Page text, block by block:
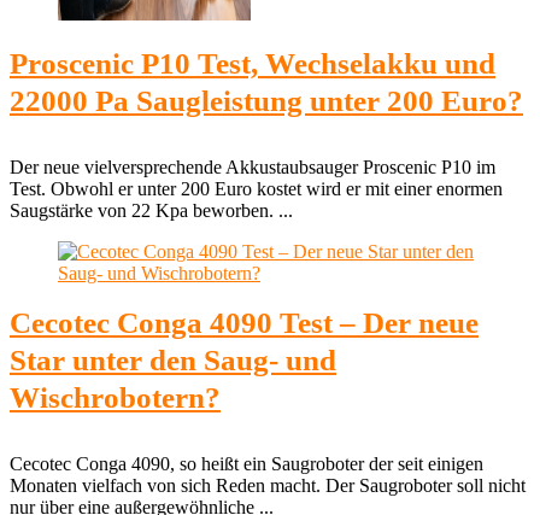
Proscenic P10 Test, Wechselakku und
22000 Pa Saugleistung unter 200 Euro?
Der neue vielversprechende Akkustaubsauger Proscenic P10 im
Test. Obwohl er unter 200 Euro kostet wird er mit einer enormen
Saugstärke von 22 Kpa beworben. ...
Cecotec Conga 4090 Test – Der neue
Star unter den Saug- und
Wischrobotern?
Cecotec Conga 4090, so heißt ein Saugroboter der seit einigen
Monaten vielfach von sich Reden macht. Der Saugroboter soll nicht
nur über eine außergewöhnliche ...